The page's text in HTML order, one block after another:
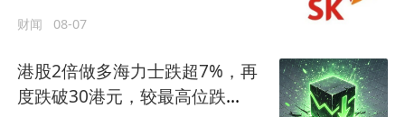
财闻 08-07
港股2倍做多海力士跌超7%，再
度跌破30港元，较最高位跌